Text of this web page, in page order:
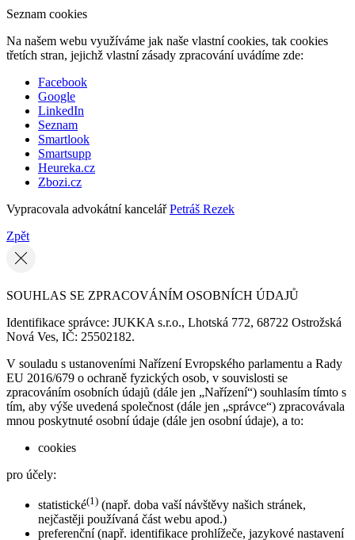
Seznam cookies
Na našem webu využíváme jak naše vlastní cookies, tak cookies
třetích stran, jejichž vlastní zásady zpracování uvádíme zde:
Facebook
Google
LinkedIn
Seznam
Smartlook
Smartsupp
Heureka.cz
Zbozi.cz
Vypracovala advokátní kancelářPetráš Rezek
Zpět
SOUHLAS SE ZPRACOVÁNÍM OSOBNÍCH ÚDAJŮ
Identifikace správce: JUKKA s.r.o., Lhotská 772, 68722 Ostrožská
Nová Ves, IČ: 25502182.
V souladu s ustanoveními Nařízení Evropského parlamentu a Rady
EU 2016/679 o ochraně fyzických osob, v souvislosti se
zpracováním osobních údajů (dále jen „Nařízení“) souhlasím tímto s
tím, aby výše uvedená společnost (dále jen „správce“) zpracovávala
mnou poskytnuté osobní údaje (dále jen osobní údaje), a to:
cookies
pro účely:
statistické(1) (např. doba vaší návštěvy našich stránek,
nejčastěji používaná část webu apod.)
preferenční (např. identifikace prohlížeče, jazykové nastavení